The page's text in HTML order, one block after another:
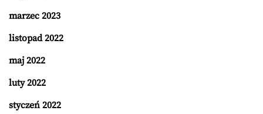
marzec 2023
listopad 2022
maj 2022
luty 2022
styczeń 2022